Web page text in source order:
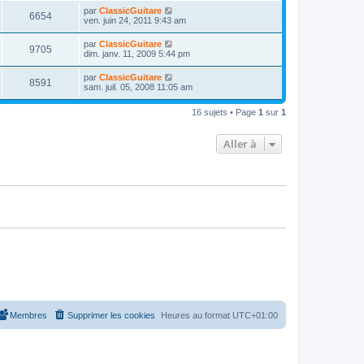
s
a
g
e
m
e
s
s
a
g
e
u
i
e
r
m
e
s
s
a
g
e
6654V
u
D
e
i
e
r
m
e
s
s
par ClassicGuitare
ven. juin 24, 2011 9:43 am
9705
u
D
e
i
e
r
par ClassicGuitare
dim. janv. 11, 2009 5:44 pm
8591
u
D
e
n
a
par ClassicGuitare
sam. juil. 05, 2008 11:05 am
16 sujets • Page 1 sur 1
Aller à
Heures au format UTC+01:00
Supprimer les cookies
Membres